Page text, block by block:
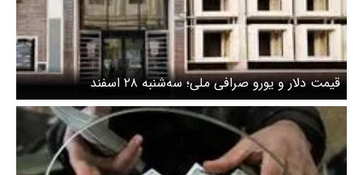
قیمت دلار و یورو صرافی ملی؛ سه‌شنبه ۲۸ اسفند